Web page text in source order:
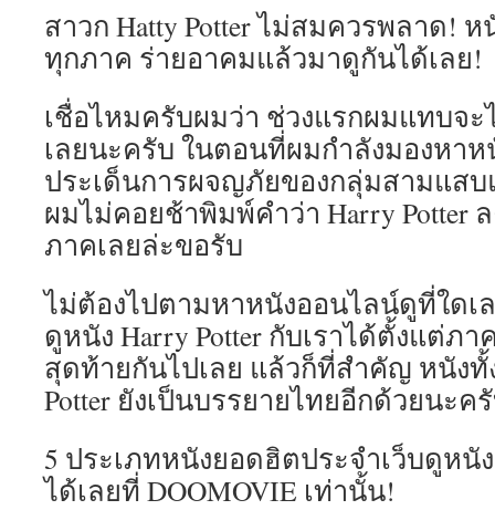
สาวก Hatty Potter ไม่สมควรพลาด!
ทุกภาค ร่ายอาคมแล้วมาดูกันได้เลย!
เชื่อไหมครับผมว่า ช่วงแรกผมแทบจะ
เลยนะครับ ในตอนที่ผมกำลังมองหา
ประเด็นการผจญภัยของกลุ่มสามแส
ผมไม่คอยช้าพิมพ์คำว่า Harry Potter
ภาคเลยล่ะขอรับ
ไม่ต้องไปตามหาหนังออนไลน์ดูที่ใด
ดูหนัง Harry Potter กับเราได้ตั้งแต่ภ
สุดท้ายกันไปเลย แล้วก็ที่สำคัญ หนังทั้
Potter ยังเป็นบรรยายไทยอีกด้วยนะค
5 ประเภทหนังยอดฮิตประจำเว็บดูหนั
ได้เลยที่ DOOMOVIE เท่านั้น!